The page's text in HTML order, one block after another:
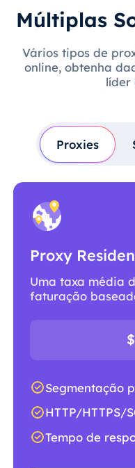
Múltiplas
Vários tipos de
online, obtenha
líder
Proxies
Proxy
Uma taxa média
faturação
$
Segmentação
HTTP/HTTPS/
Tempo de